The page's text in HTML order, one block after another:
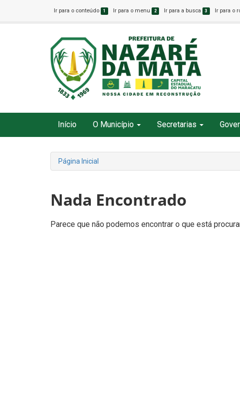
Ir para o conteúdo 1 Ir para o menu 2 Ir para a busca 3 Ir para o
Início O Município Secretarias
Página Inicial
Nada Encontrado
Parece que não podemos encontrar o que está